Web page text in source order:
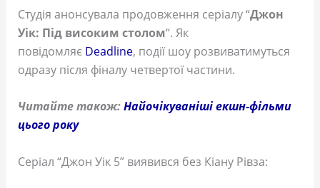
Студія анонсувала продовження серіалу “Джон
Уік: Під високим столом“. Як
повідомляє Deadline, події шоу розвиватимуться
одразу після фіналу четвертої частини.
Читайте також:Найочікуваніші екшн-фільми
цього року
Серіал “Джон Уік 5” виявився без Кіану Рівза: